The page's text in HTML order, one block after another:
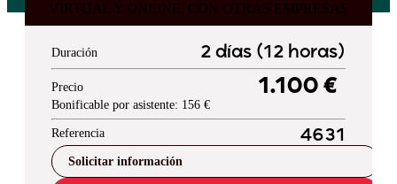
VIRTUAL Y ONLINE, CON OTRAS EMPRESAS
Duración 2 días (12 horas)
Precio 1.100 €
Bonificable por asistente: 156 €
Referencia 4631
Solicitar información